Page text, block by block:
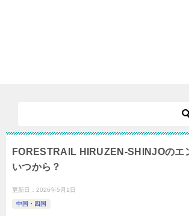
FORESTRAIL HIRUZEN-SHINJOのエ
いつから？
更新日： 2026年5月1日
中国・四国